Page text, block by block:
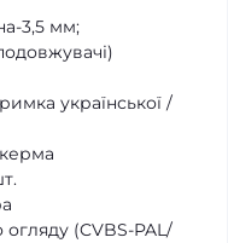
3,5 мм;
української /
огляду (CVBS-PAL/